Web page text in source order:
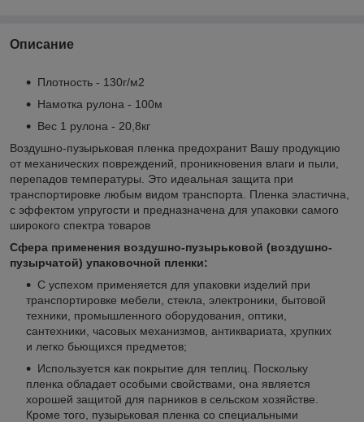
Описание
Плотность - 130г/м2
Намотка рулона - 100м
Вес 1 рулона - 20,8кг
Воздушно-пузырьковая пленка предохранит Вашу продукцию
от механических повреждений, проникновения влаги и пыли,
перепадов температуры. Это идеальная защита при
транспортировке любым видом транспорта. Пленка эластична,
с эффектом упругости и предназначена для упаковки самого
широкого спектра товаров
Сфера применения воздушно-пузырьковой (воздушно-
пузырчатой) упаковочной пленки:
С успехом применяется для упаковки изделий при
транспортировке мебели, стекла, электроники, бытовой
техники, промышленного оборудования, оптики,
сантехники, часовых механизмов, антиквариата, хрупких
и легко бьющихся предметов;
Используется как покрытие для теплиц. Поскольку
пленка обладает особыми свойствами, она является
хорошей защитой для парников в сельском хозяйстве.
Кроме того, пузырьковая пленка со специальными